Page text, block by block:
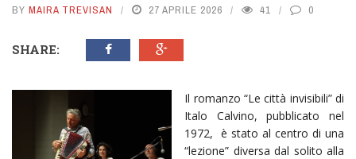
BY MAIRA TREVISAN 27 APRILE 2026 41 0
SHARE:
Il romanzo “Le città invisibili” di
Italo Calvino, pubblicato nel
1972, è stato al centro di una
“lezione” diversa dal solito alla